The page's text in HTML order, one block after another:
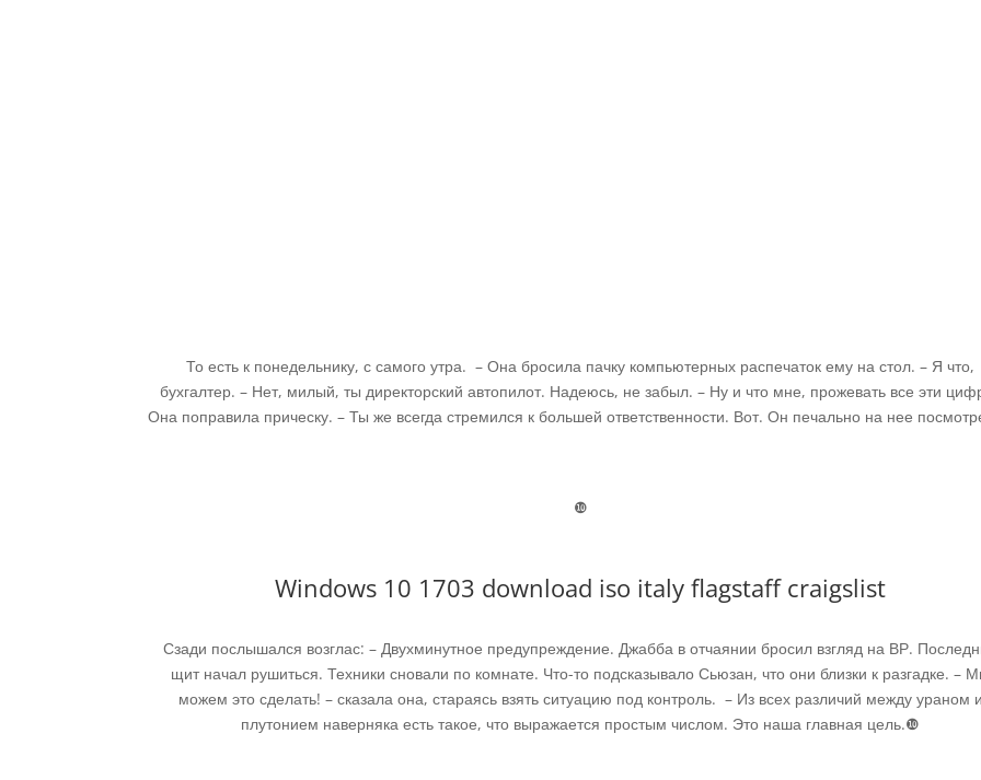
То есть к понедельнику, с самого утра. – Она бросила пачку компьютерных распечаток ему на стол. – Я что,
бухгалтер. – Нет, милый, ты директорский автопилот. Надеюсь, не забыл. – Ну и что мне, прожевать все эти
Она поправила прическу. – Ты же всегда стремился к большей ответственности. Вот. Он печально на нее
❿
Windows 10 1703 download iso italy flagstaff craigslist
Сзади послышался возглас: – Двухминутное предупреждение. Джабба в отчаянии бросил взгляд на ВР.
щит начал рушиться. Техники сновали по комнате. Что-то подсказывало Сьюзан, что они близки к разгадке. –
можем это сделать! – сказала она, стараясь взять ситуацию под контроль. – Из всех различий между ураном и
плутонием наверняка есть такое, что выражается простым числом. Это наша главная цель.❿